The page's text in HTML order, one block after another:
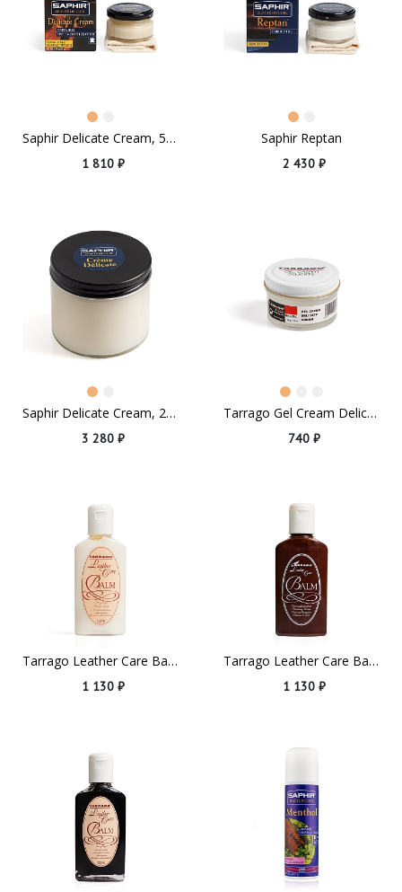
Saphir Delicate Cream, 50ml
1 810 ₽
Saphir Reptan
2 430 ₽
Saphir Delicate Cream, 250ml
3 280 ₽
Tarrago Gel Cream Delicate
740 ₽
Tarrago Leather Care Balm Neutral
1 130 ₽
Tarrago Leather Care Balm Dark Brown
1 130 ₽